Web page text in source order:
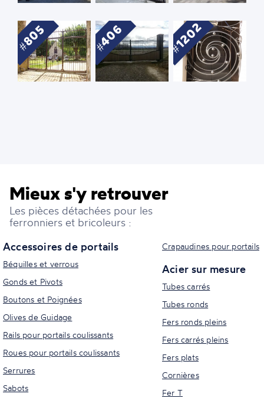
805 406 1202
Mieux s'y retrouver
Les pièces détachées pour les
ferronniers et bricoleurs :
Accessoires de portails
Béquilles et verrous
Gonds et Pivots
Boutons et Poignées
Olives de Guidage
Rails pour portails coulissants
Roues pour portails coulissants
Serrures
Sabots
Crapaudines pour portails
Acier sur mesure
Tubes carrés
Tubes ronds
Fers ronds pleins
Fers carrés pleins
Fers plats
Cornières
Fer T